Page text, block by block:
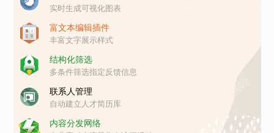
实时生成可视化图表
富文本编辑插件
丰富文字展示样式
结构化筛选
多条件筛选指定反馈信息
联系人管理
自动建立人才简历库
内容分发网络